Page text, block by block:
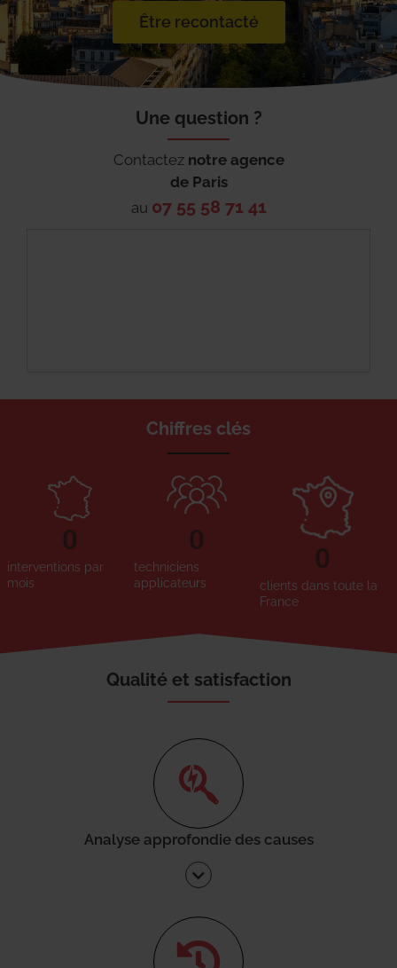
Être recontacté
Une question ?
Contactez notre agence
de Paris
au 07 55 58 71 41
Chiffres clés
interventions par
mois
0
techniciens
applicateurs
0
clients dans toute la
France
0
Qualité et satisfaction
Analyse approfondie des causes